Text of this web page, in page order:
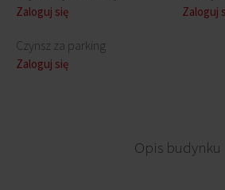
Zaloguj się
Czynsz za parking
Zaloguj się
Zaloguj
Opis budynku